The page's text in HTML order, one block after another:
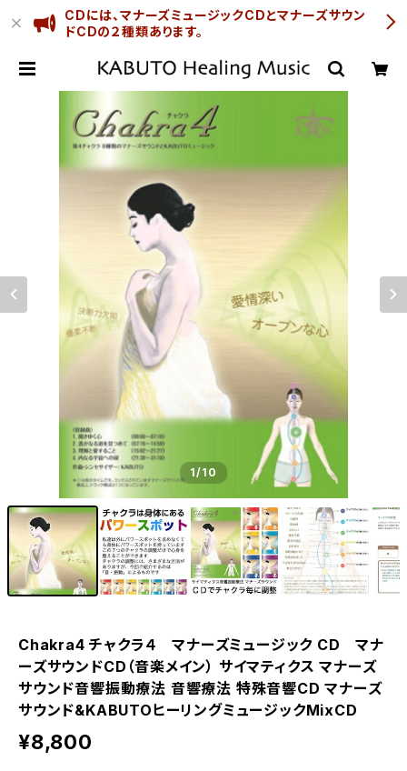
CDには、マナーズミュージックCDとマナーズサウン
ドCDの２種類あります。
1/10
Chakra4 チャクラ４ マナーズミュージック CD マナ
ーズサウンドCD（音楽メイン） サイマティクス マナーズ
サウンド音響振動療法 音響療法 特殊音響CD マナーズ
サウンド&KABUTOヒーリングミュージックMixCD
¥8,800